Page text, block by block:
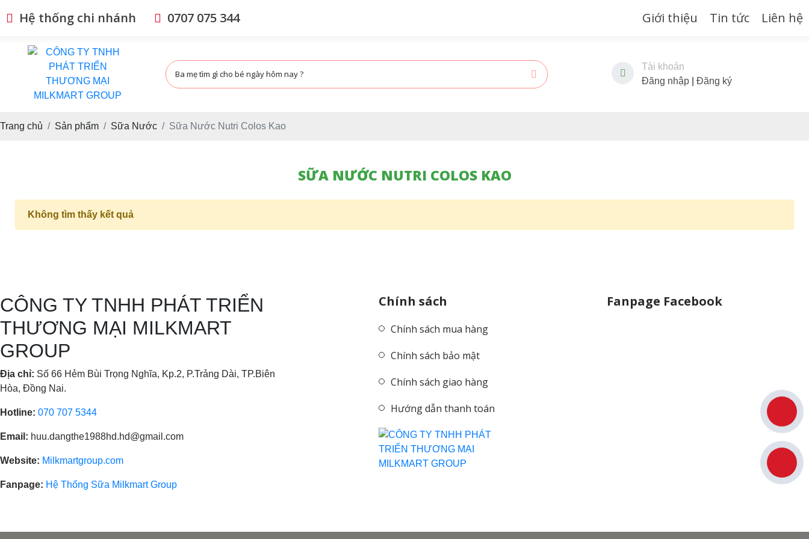
Hệ thống chi nhánh 0707 075 344 Giới thiệu Tin tức Liên hệ
Tài khoản
Đăng nhập |Đăng ký
Trang chủ Sản phẩm Sữa Nước Sữa Nước Nutri Colos Kao
SỮA NƯỚC NUTRI COLOS KAO
Không tìm thấy kết quả
CÔNG TY TNHH PHÁT TRIỂN
THƯƠNG MẠI MILKMART
GROUP
Địa chỉ: Số 66 Hẻm Bùi Trọng Nghĩa, Kp.2, P.Trảng Dài, TP.Biên
Hòa, Đồng Nai.
Hotline: 070 707 5344
Email: huu.dangthe1988hd.hd@gmail.com
Website: Milkmartgroup.com
Fanpage: Hệ Thống Sữa Milkmart Group
Chính sách
Chính sách mua hàng
Chính sách bảo mật
Chính sách giao hàng
Hướng dẫn thanh toán
Fanpage Facebook